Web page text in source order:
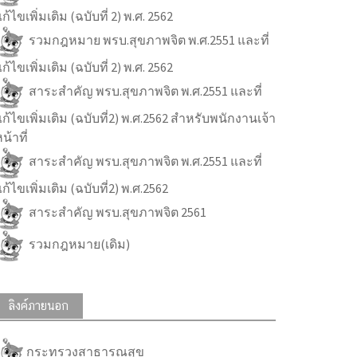
ไขเพิ่มเติม (ฉบับที่ 2) พ.ศ. 2562
รวมกฎหมาย พรบ.สุขภาพจิต พ.ศ.2551 และที่
ไขเพิ่มเติม (ฉบับที่ 2) พ.ศ. 2562
สาระสำคัญ พรบ.สุขภาพจิต พ.ศ.2551 และที่
ไขเพิ่มเติม (ฉบับที่2) พ.ศ.2562 สำหรับพนักงานเจ้า
น้าที่
สาระสำคัญ พรบ.สุขภาพจิต พ.ศ.2551 และที่
ไขเพิ่มเติม (ฉบับที่2) พ.ศ.2562
สาระสำคัญ พรบ.สุขภาพจิต 2561
รวมกฎหมาย(เดิม)
ลิงค์ภายนอก
กระทรวงสาธารณสุข